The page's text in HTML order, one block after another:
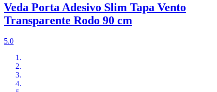
Veda Porta Adesivo Slim Tapa Vento
Transparente Rodo 90 cm
5.0